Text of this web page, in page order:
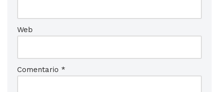
Web
Comentario *